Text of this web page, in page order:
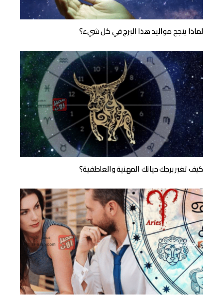
لماذا ينجح مواليد هذا البرج في كل شيء؟
كيف تغير برجك حياتك المهنية والعاطفية؟